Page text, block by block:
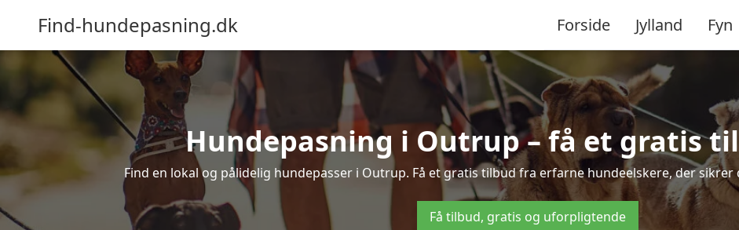
Find-hundepasning.dk Forside Jylland Fyn
Hundepasning i Outrup – få et gratis
Find en lokal og pålidelig hundepasser i Outrup. Få et gratis tilbud fra erfarne hundeelskere, der
Få tilbud, gratis og uforpligtende